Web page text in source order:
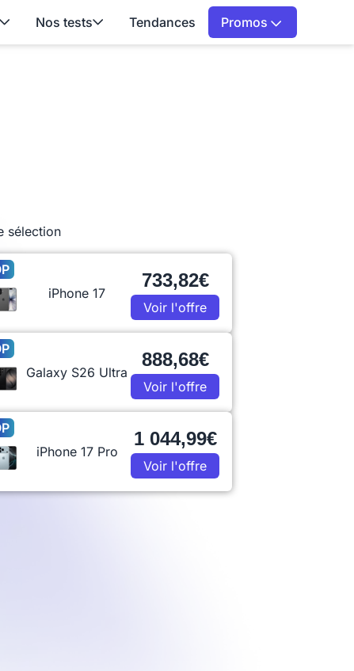
Nos tests Tendances Promos
sélection
iPhone 17
733,82€
Voir l'offre
Galaxy S26 Ultra
888,68€
Voir l'offre
iPhone 17 Pro
1 044,99€
Voir l'offre